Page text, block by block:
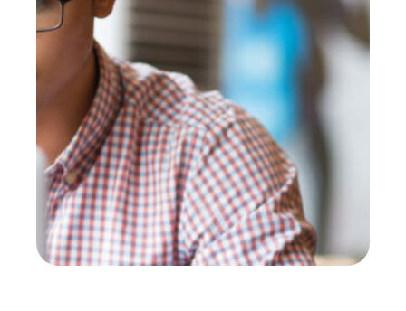
Calculadoras
Expertos a domicilio
Gestionar la cuenta de préstamo vivienda
Servicios
Preguntas frecuentes
Expertos en banca de empresas
Preguntas frecuentes
Miembro EDU
Noticias de los miembros
Medios de comunicación
Formularios
Ofertas especiales
Explorar la banca digital
Early Pay Day
Smart Card
Banco por teléfono
Banca digital 101
Póngase en contacto con
Carreras profesionales
Afiliación
Tarifas
Depósito